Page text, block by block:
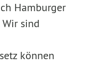
Hamburger
sind
können